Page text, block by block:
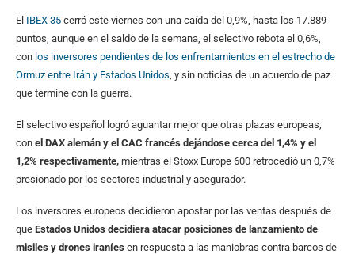
El IBEX 35 cerró este viernes con una caída del 0,9%, hasta los 17.889
puntos, aunque en el saldo de la semana, el selectivo rebota el 0,6%,
con los inversores pendientes de los enfrentamientos en el estrecho de
Ormuz entre Irán y Estados Unidos , y sin noticias de un acuerdo de paz
que termine con la guerra.
El selectivo español logró aguantar mejor que otras plazas europeas,
con el DAX alemán y el CAC francés dejándose cerca del 1,4% y el
1,2% respectivamente, mientras el Stoxx Europe 600 retrocedió un 0,7%
presionado por los sectores industrial y asegurador.
Los inversores europeos decidieron apostar por las ventas después de
que Estados Unidos decidiera atacar posiciones de lanzamiento de
misiles y drones iraníes en respuesta a las maniobras contra barcos de